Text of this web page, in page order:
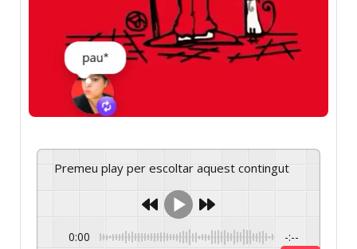
Premeu play per escoltar aquest contingut
0:00 -:--